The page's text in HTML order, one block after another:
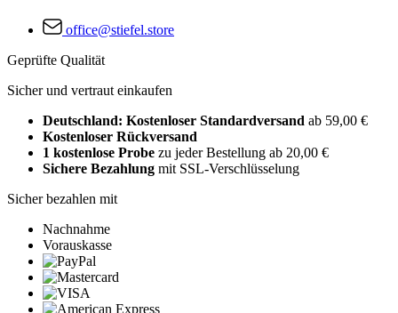
office@stiefel.store
Geprüfte Qualität
Sicher und vertraut einkaufen
Deutschland: Kostenloser Standardversand ab 59,00 €
Kostenloser Rückversand
1 kostenlose Probe zu jeder Bestellung ab 20,00 €
Sichere Bezahlung mit SSL-Verschlüsselung
Sicher bezahlen mit
Nachnahme
Vorauskasse